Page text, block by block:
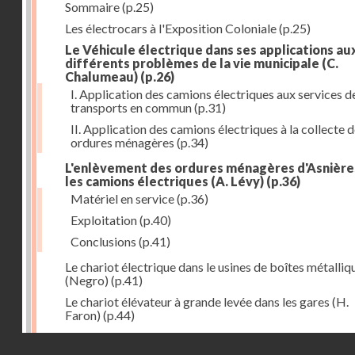
Sommaire(p.25)
Les électrocars à l'Exposition Coloniale(p.25)
Le Véhicule électrique dans ses applications
différents problèmes de la vie municipale (C.
Chalumeau) (p.26)
I. Application des camions électriques aux services
transports en commun(p.31)
II. Application des camions électriques à la collecte
ordures ménagères (p.34)
L'enlèvement des ordures ménagères
les camions électriques (A. Lévy) (p.36)
Matériel en service(p.36)
Exploitation(p.40)
Conclusions (p.41)
Le chariot électrique dans le usines de boîtes
(Negro) (p.41)
Le chariot élévateur à grande levée dans les gares (H.
Faron) (p.44)
Utilisation des chariots électriques à la C. G. T. à